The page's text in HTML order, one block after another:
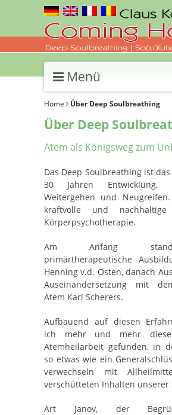
Menü
Home Über Deep Soulbreathing
Über Deep
Atem als Königsweg zum
Das Deep Soulbreathing ist
30 Jahren Entwicklung,
Weitergehen und
kraftvolle und
Körperpsychotherapie.
Am Anfang
primärtherapeutische
Henning v.d. Osten, danach
Auseinandersetzung mit
Atem Karl Scherers.
Aufbauend auf diesen
ich mehr und mehr
Atemheilarbeit gefunden, in
so etwas wie ein
verwechseln mit
verschütteten Inhalten unserer
Art Janov, der